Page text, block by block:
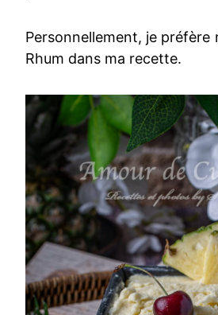
Personnellement, je préfère
Rhum dans ma recette.